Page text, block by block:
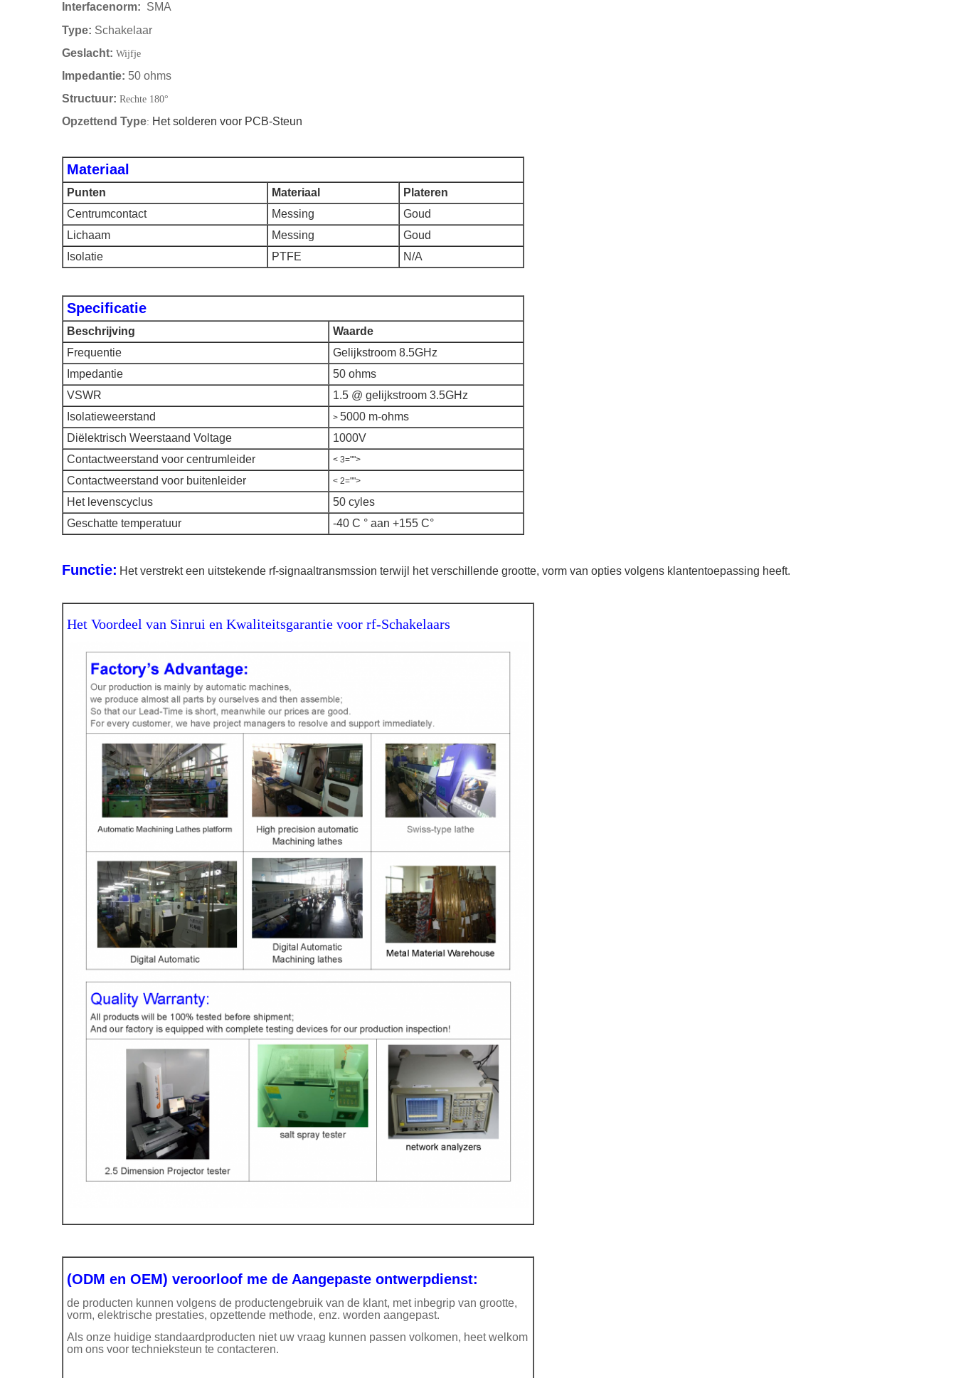
Interfacenorm: SMA
Type: Schakelaar
Geslacht: Wijfje
Impedantie: 50 ohms
Structuur: Rechte 180°
Opzettend Type: Het solderen voor PCB-Steun
Materiaal
Punten Materiaal
Plateren
Centrumcontact
Messing
Goud
Lichaam
Messing
Goud
Isolatie
PTFE N/A
Specificatie
Beschrijving
Waarde
Frequentie
Gelijkstroom 8.5GHz
Impedantie
50 ohms
VSWR
1.5 @ gelijkstroom 3.5GHz
Isolatieweerstand
> 5000 m-ohms
Diëlektrisch Weerstaand Voltage
1000V
Contactweerstand voor centrumleider
< 3="">
Contactweerstand voor buitenleider < 2="">
Het levenscyclus
50 cyles
Geschatte temperatuur
-40 C ° aan +155 C°
Functie: Het verstrekt een uitstekende rf-signaaltransmssion terwijl het verschillende grootte, vorm van opties volgens klantentoepassing heeft.
Het Voordeel van Sinrui en Kwaliteitsgarantie voor rf-Schakelaars
(ODM en OEM) veroorloof me de Aangepaste ontwerpdienst:
de producten kunnen volgens de productengebruik van de klant, met inbegrip van grootte,
vorm, elektrische prestaties, opzettende methode, enz. worden aangepast.
Als onze huidige standaardproducten niet uw vraag kunnen passen volkomen, heet welkom
om ons voor technieksteun te contacteren.